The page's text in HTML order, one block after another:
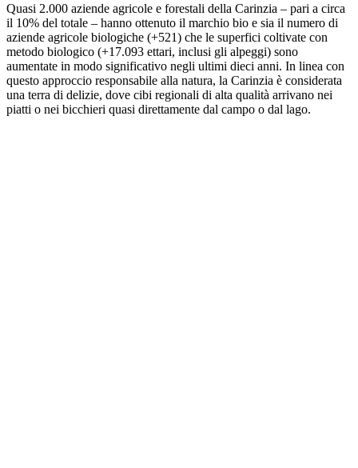
Quasi 2.000 aziende agricole e forestali della Carinzia – pari a circa
il 10% del totale – hanno ottenuto il marchio bio e sia il numero di
aziende agricole biologiche (+521) che le superfici coltivate con
metodo biologico (+17.093 ettari, inclusi gli alpeggi) sono
aumentate in modo significativo negli ultimi dieci anni. In linea con
questo approccio responsabile alla natura, la Carinzia è considerata
una terra di delizie, dove cibi regionali di alta qualità arrivano nei
piatti o nei bicchieri quasi direttamente dal campo o dal lago.